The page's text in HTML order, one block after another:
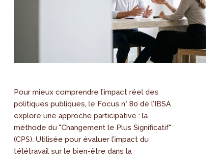
Pour mieux comprendre l’impact réel des
politiques publiques, le Focus n° 80 de l’IBSA
explore une approche participative : la
méthode du "Changement le Plus Significatif"
(CPS). Utilisée pour évaluer l’impact du
télétravail sur le bien-être dans la